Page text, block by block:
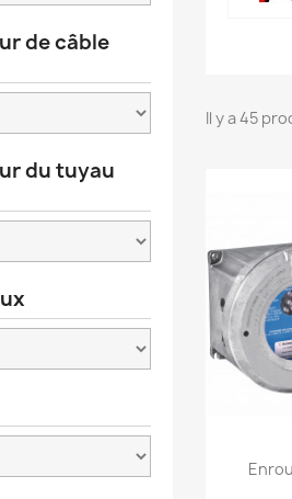
de câble
du tuyau
Il y a 45
